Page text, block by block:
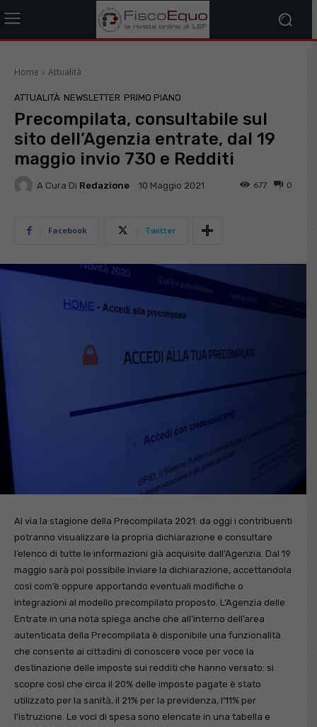
Home Attualità
ATTUALITÀ NEWSLETTER PRIMO PIANO
Precompilata, consultabile sul
sito dell’Agenzia entrate, dal 19
maggio invio 730 e Redditi
A Cura Di Redazione 10 Maggio 2021 0
677
Facebook Twitter
Al via la stagione della Precompilata 2021: da oggi i contribuenti
potranno visualizzare la propria dichiarazione e consultare
l’elenco di tutte le informazioni già acquisite dall’Agenzia. Dal 19
maggio sarà poi possibile inviare la dichiarazione, accettandola
così com’è oppure apportando eventuali modifiche o
integrazioni al modello precompilato proposto. L’Agenzia delle
Entrate in una nota spiega anche che all’interno dell’area
autenticata della Precompilata è disponibile una funzionalità
che consente ai cittadini di conoscere voce per voce la
destinazione delle imposte sui redditi che hanno versato: si
scopre così che circa il 20% delle imposte pagate è stato
utilizzato per la sanità, il 21% per la previdenza, l’11% per
l’istruzione. Le voci di spesa sono elencate in una tabella e